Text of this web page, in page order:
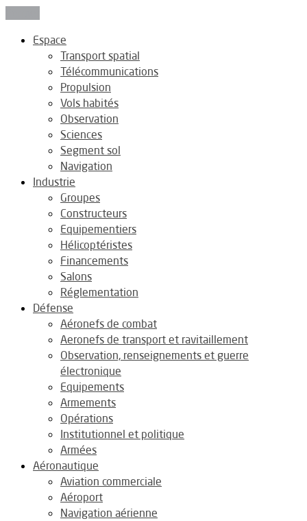
Espace
Transport spatial
Télécommunications
Propulsion
Vols habités
Observation
Sciences
Segment sol
Navigation
Industrie
Groupes
Constructeurs
Equipementiers
Hélicoptéristes
Financements
Salons
Réglementation
Défense
Aéronefs de combat
Aeronefs de transport et ravitaillement
Observation, renseignements et guerre
électronique
Equipements
Armements
Opérations
Institutionnel et politique
Armées
Aéronautique
Aviation commerciale
Aéroport
Navigation aérienne